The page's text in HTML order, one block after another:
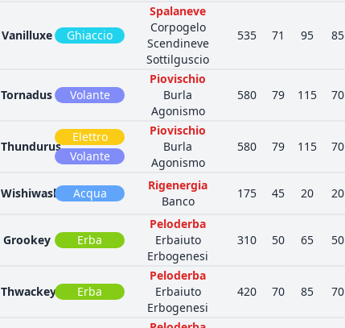
Vanilluxe Ghiaccio
Spalaneve
Corpogelo
Scendineve
Sottilguscio
535 71 95 85
Tornadus Volante
Piovischio
Burla
Agonismo
580 79 115 70
Thundurus
Elettro
Volante
Piovischio
Burla
Agonismo
580 79 115 70
Wishiwashi Acqua
Rigenergia
Banco
175 45 20 20
Grookey Erba
Peloderba
Erbaiuto
Erbogenesi
310 50 65 50
Thwackey Erba
Peloderba
Erbaiuto
Erbogenesi
420 70 85 70